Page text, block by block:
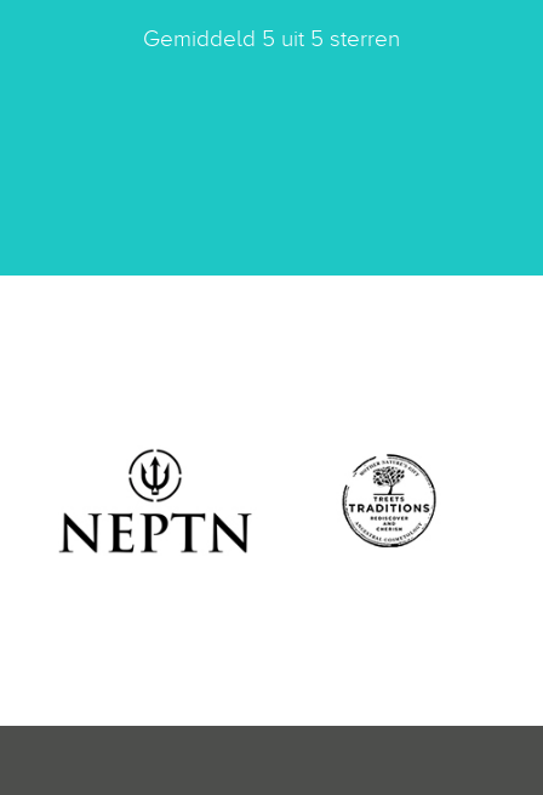
Gemiddeld 5 uit 5 sterren